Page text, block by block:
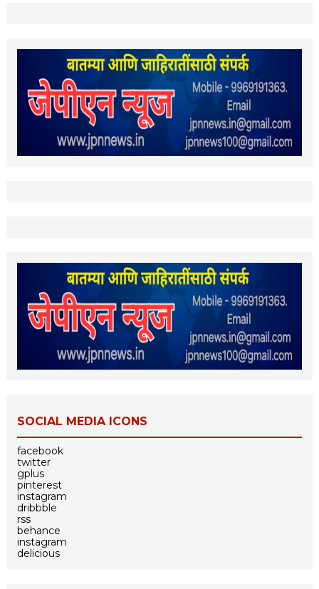
SOCIAL MEDIA ICONS
facebook
twitter
gplus
pinterest
instagram
dribbble
rss
behance
instagram
delicious